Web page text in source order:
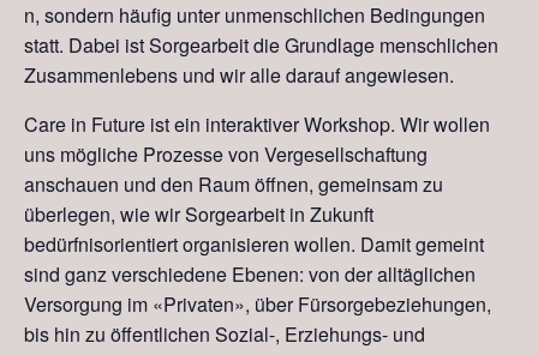
n, sondern häufig unter unmenschlichen Bedingungen
statt. Dabei ist Sorgearbeit die Grundlage menschlichen
Zusammenlebens und wir alle darauf angewiesen.
Care in Future ist ein interaktiver Workshop. Wir wollen
uns mögliche Prozesse von Vergesellschaftung
anschauen und den Raum öffnen, gemeinsam zu
überlegen, wie wir Sorgearbeit in Zukunft
bedürfnisorientiert organisieren wollen. Damit gemeint
sind ganz verschiedene Ebenen: von der alltäglichen
Versorgung im «Privaten», über Fürsorgebeziehungen,
bis hin zu öffentlichen Sozial-, Erziehungs- und